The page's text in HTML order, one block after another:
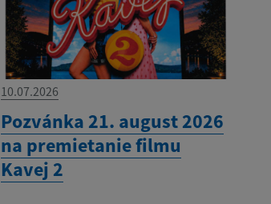
10.07.2026
Pozvánka 21. august 2026
na premietanie filmu
Kavej 2